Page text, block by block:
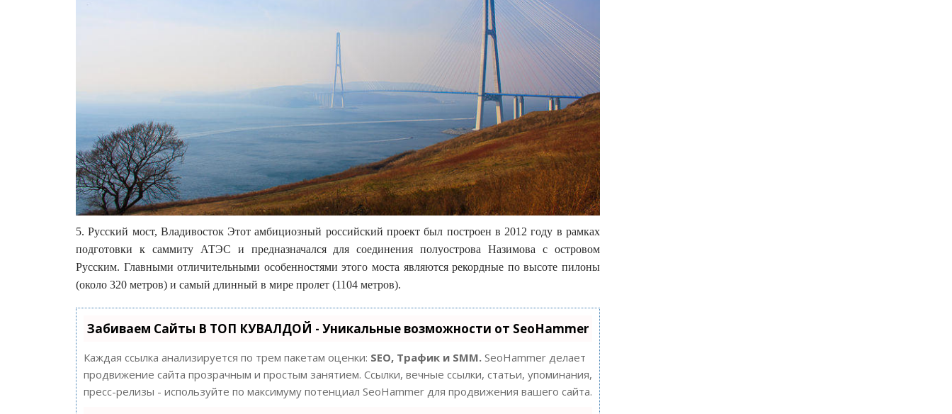
5. Русский мост, Владивосток Этот амбициозный российский проект был построен в 2012 году в рамках
подготовки к саммиту АТЭС и предназначался для соединения полуострова Назимова с островом
Русским. Главными отличительными особенностями этого моста являются рекордные по высоте пилоны
(около 320 метров) и самый длинный в мире пролет (1104 метров).
Забиваем Сайты В ТОП КУВАЛДОЙ - Уникальные возможности от SeoHammer
Каждая ссылка анализируется по трем пакетам оценки: SEO, Трафик и SMM. SeoHammer делает
продвижение сайта прозрачным и простым занятием. Ссылки, вечные ссылки, статьи, упоминания,
пресс-релизы - используйте по максимуму потенциал SeoHammer для продвижения вашего сайта.